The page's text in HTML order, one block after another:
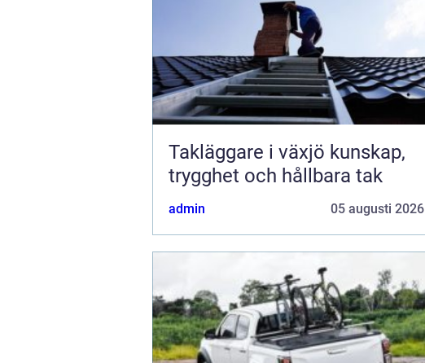
Takläggare i växjö kunskap,
trygghet och hållbara tak
admin 05 augusti 2026